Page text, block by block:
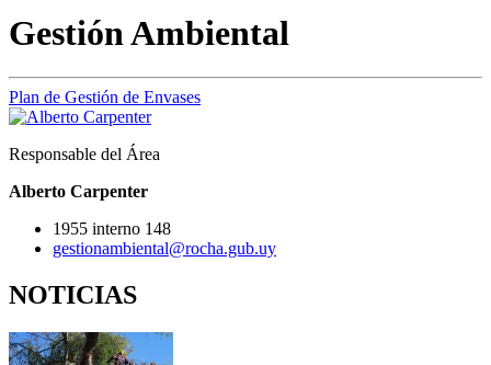
Gestión Ambiental
Plan de Gestión de Envases
Responsable del Área
Alberto Carpenter
1955 interno 148
gestionambiental@rocha.gub.uy
NOTICIAS